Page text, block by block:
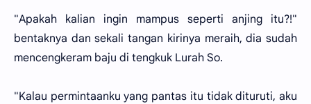
"Apakah kalian ingin mampus seperti anjing itu?!"
bentaknya dan sekali tangan kirinya meraih, dia sudah
mencengkeram baju di tengkuk Lurah So.
"Kalau permintaanku yang pantas itu tidak dituruti, aku